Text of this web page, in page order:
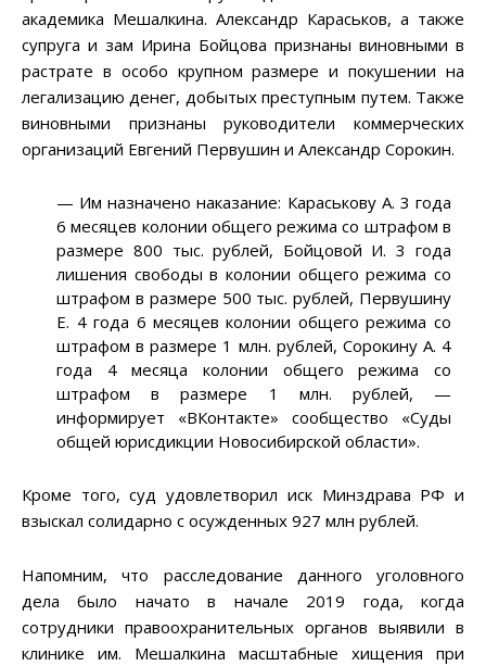
академика Мешалкина. Александр Караськов, а также
супруга и зам Ирина Бойцова признаны виновными в
растрате в особо крупном размере и покушении на
легализацию денег, добытых преступным путем. Также
виновными признаны руководители коммерческих
организаций Евгений Первушин и Александр Сорокин.
— Им назначено наказание: Караськову А. 3 года
6 месяцев колонии общего режима со штрафом в
размере 800 тыс. рублей, Бойцовой И. 3 года
лишения свободы в колонии общего режима со
штрафом в размере 500 тыс. рублей, Первушину
Е. 4 года 6 месяцев колонии общего режима со
штрафом в размере 1 млн. рублей, Сорокину А. 4
года 4 месяца колонии общего режима со
штрафом в размере 1 млн. рублей, —
информирует «ВКонтакте» сообщество «Суды
общей юрисдикции Новосибирской области».
Кроме того, суд удовлетворил иск Минздрава РФ и
взыскал солидарно с осужденных 927 млн рублей.
Напомним, что расследование данного уголовного
дела было начато в начале 2019 года, когда
сотрудники правоохранительных органов выявили в
клинике им. Мешалкина масштабные хищения при